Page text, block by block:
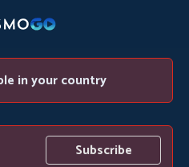
in your country
Subscribe